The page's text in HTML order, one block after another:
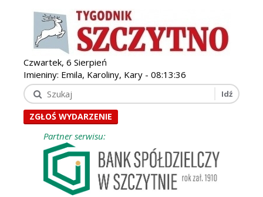
Czwartek, 6 Sierpień
Imieniny: Emila, Karoliny, Kary - 08:13:37
ZGŁOŚ WYDARZENIE
Partner serwisu: